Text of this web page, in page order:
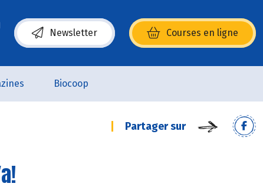
Newsletter Courses en ligne
(s’ouvre dans une nouvelle fenêtre)
Biocoop
Partager sur